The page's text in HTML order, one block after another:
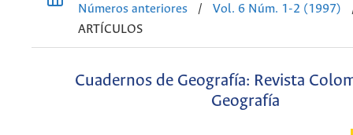
Números anteriores
/ Vol. 6 Núm. 1-2 (1997)
ARTÍCULOS
Cuadernos de Geografía: Revista
Geografía